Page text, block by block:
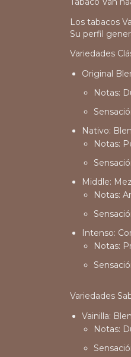
Los tabacos
Su perfil
Variedades
Original
Notas:
Nativo:
Notas:
Middle:
Notas:
Intenso:
Notas:
Variedades
Vainilla:
Notas: